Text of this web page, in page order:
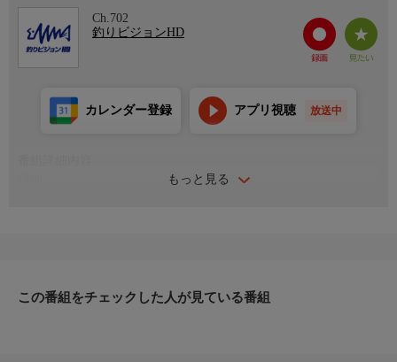
Ch.702
釣りビジョンHD
もっと見る
カレンダー登録 アプリ視聴 放送中
美しいヘラブナを狙う。＊出演者：生井澤 聡・宮田亜夢＊初回
この番組をチェックした人が見ている番組